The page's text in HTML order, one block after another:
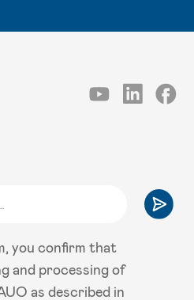
you confirm that
and processing of
as described in